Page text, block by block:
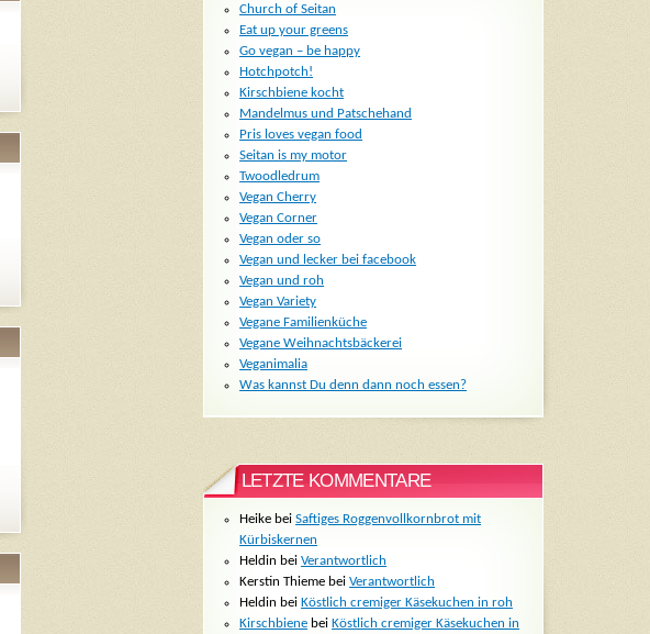
Church of Seitan
Eat up your greens
Go vegan – be happy
Hotchpotch!
Kirschbiene kocht
Mandelmus und Patschehand
Pris loves vegan food
Seitan is my motor
Twoodledrum
Vegan Cherry
Vegan Corner
Vegan oder so
Vegan und lecker bei facebook
Vegan und roh
Vegan Variety
Vegane Familienküche
Vegane Weihnachtsbäckerei
Veganimalia
Was kannst Du denn dann noch essen?
LETZTE KOMMENTARE
Heike beiSaftiges Roggenvollkornbrot mit
Kürbiskernen
Heldin beiVerantwortlich
Kerstin Thieme beiVerantwortlich
Heldin bei Köstlich cremiger Käsekuchen in roh
Kirschbiene bei Köstlich cremiger Käsekuchen in